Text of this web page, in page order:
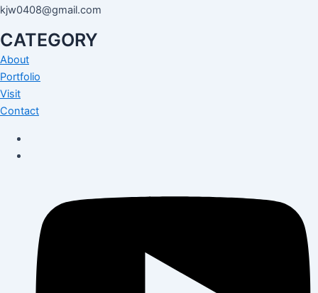
kjw0408@gmail.com
CATEGORY
About
Portfolio
Visit
Contact